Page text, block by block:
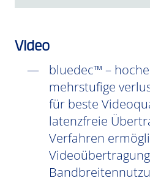
Video
bluedec™ –
mehrstufige
für beste
latenzfreie
Verfahren